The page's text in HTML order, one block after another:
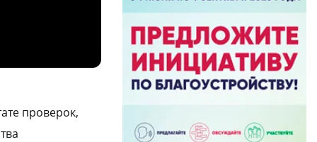
проверок,
Нижегородская область вошла в число
лидеров научно-популярного туризма
17:10
Специальный концерт «Музыка
балконов» пройдет в Нижнем Новгороде
15 августа
17:06